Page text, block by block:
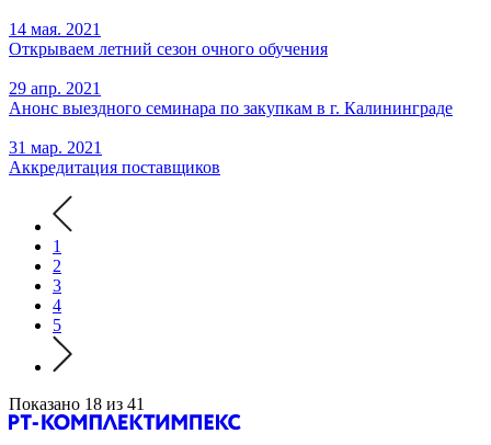
14 мая. 2021
Открываем летний сезон очного обучения
29 апр. 2021
Анонс выездного семинара по закупкам в г. Калининграде
31 мар. 2021
Аккредитация поставщиков
1
2
3
4
5
Показано 18 из 41